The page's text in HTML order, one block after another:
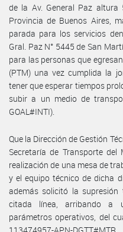
de la Av. General Paz altura
Provincia de Buenos Aires,
parada para los servicios
Gral. Paz N° 5445 de San
para las personas que
(PTM) una vez cumplida la
tener que esperar tiempos
subir a un medio de
GOAL#INTI).
Que la Dirección de Gestión
Secretaría de Transporte
realización de una mesa de
y el equipo técnico de dicha
además solicitó la
citada línea, arribando a
parámetros operativos, del
113474957-APN-